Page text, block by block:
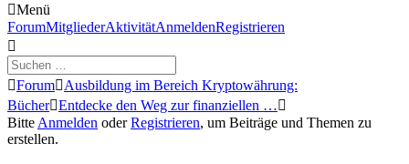
Menü
Forum-
Navigation
ForumMitgliederAktivitätAnmeldenRegistrieren
Forum-
Breadcrumbs
-
Du
bist
Forum
Ausbildung im Bereich Kryptowährung:
Bücher Entdecke den Weg zur finanziellen …
Bitte Anmelden oderRegistrieren, um Beiträge und Themen zu
erstellen.